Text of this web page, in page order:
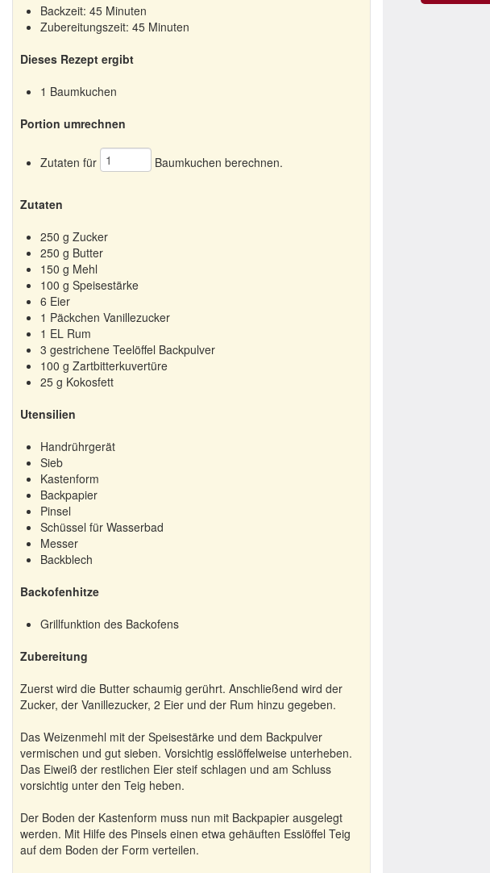
Backzeit: 45 Minuten
Zubereitungszeit: 45 Minuten
Dieses Rezept ergibt
1 Baumkuchen
Portion umrechnen
Zutaten für Baumkuchen berechnen.
Zutaten
250 g Zucker
250 g Butter
150 g Mehl
100 g Speisestärke
6 Eier
1 Päckchen Vanillezucker
1 EL Rum
3 gestrichene Teelöffel Backpulver
100 g Zartbitterkuvertüre
25 g Kokosfett
Utensilien
Handrührgerät
Sieb
Kastenform
Backpapier
Pinsel
Schüssel für Wasserbad
Messer
Backblech
Backofenhitze
Grillfunktion des Backofens
Zubereitung
Zuerst wird die Butter schaumig gerührt. Anschließend wird der
Zucker, der Vanillezucker, 2 Eier und der Rum hinzu gegeben.
Das Weizenmehl mit der Speisestärke und dem Backpulver
vermischen und gut sieben. Vorsichtig esslöffelweise unterheben.
Das Eiweiß der restlichen Eier steif schlagen und am Schluss
vorsichtig unter den Teig heben.
Der Boden der Kastenform muss nun mit Backpapier ausgelegt
werden. Mit Hilfe des Pinsels einen etwa gehäuften Esslöffel Teig
auf dem Boden der Form verteilen.